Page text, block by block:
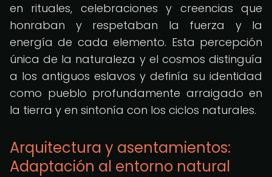
en rituales, celebraciones y creencias que
honraban y respetaban la fuerza y la
energía de cada elemento. Esta percepción
única de la naturaleza y el cosmos distinguía
a los antiguos eslavos y definía su identidad
como pueblo profundamente arraigado en
la tierra y en sintonía con los ciclos naturales.
Arquitectura y asentamientos:
Adaptación al entorno natural